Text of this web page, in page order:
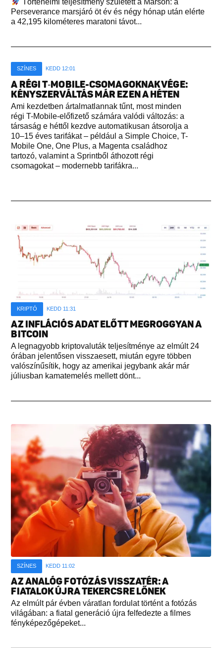
Történelmi teljesítmény született a Marson: a
Perseverance marsjáró öt év és négy hónap után elérte
a 42,195 kilométeres maratoni távot...
SZÍNES KEDD 12:01
A RÉGI T‑MOBILE-CSOMAGOKNAK VÉGE:
KÉNYSZERVÁLTÁS MÁR EZEN A HÉTEN
Ami kezdetben ártalmatlannak tűnt, most minden
régi T-Mobile-előfizető számára valódi változás: a
társaság e héttől kezdve automatikusan átsorolja a
10–15 éves tarifákat – például a Simple Choice, T-
Mobile One, One Plus, a Magenta családhoz
tartozó, valamint a Sprintből áthozott régi
csomagokat – modernebb tarifákra...
KRIPTÓ KEDD 11:31
AZ INFLÁCIÓS ADAT ELŐTT MEGROGGYAN A
BITCOIN
A legnagyobb kriptovaluták teljesítménye az elmúlt 24
órában jelentősen visszaesett, miután egyre többen
valószínűsítik, hogy az amerikai jegybank akár már
júliusban kamatemelés mellett dönt...
SZÍNES KEDD 11:02
AZ ANALÓG FOTÓZÁS VISSZATÉR: A
FIATALOK ÚJRA TEKERCSRE LŐNEK
Az elmúlt pár évben váratlan fordulat történt a fotózás
világában: a fiatal generáció újra felfedezte a filmes
fényképezőgépeket...